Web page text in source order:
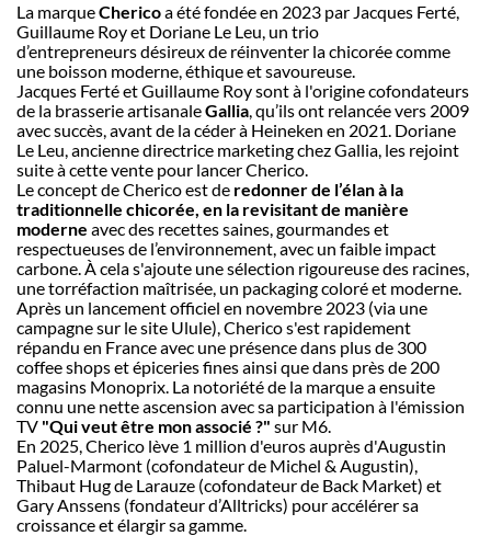
La marqueChericoa été fondée en 2023 par Jacques Ferté,
Guillaume Roy et Doriane Le Leu, un trio
d’entrepreneurs désireux de réinventer la chicorée comme
une boisson moderne, éthique et savoureuse.
Jacques Ferté et Guillaume Roy sont à l'origine cofondateurs
de la brasserie artisanaleGallia, qu’ils ont relancée vers 2009
avec succès, avant de la céder à Heineken en 2021. Doriane
Le Leu, ancienne directrice marketing chez Gallia, les rejoint
suite à cette vente pour lancer Cherico.
Le concept de Cherico est de redonner de l’élan à la
traditionnelle chicorée, en la revisitant de manière
moderne avec des recettes saines, gourmandes et
respectueuses de l’environnement, avec un faible impact
carbone. À cela s'ajoute une sélection rigoureuse des racines,
une torréfaction maîtrisée, un packaging coloré et moderne.
Après un lancement officiel en novembre 2023 (via une
campagne sur le site Ulule), Cherico s'est rapidement
répandu en France avec une présence dans plus de 300
coffee shops et épiceries fines ainsi que dans près de 200
magasins Monoprix. La notoriété de la marque a ensuite
connu une nette ascension avec sa participation à l'émission
TV "Qui veut être mon associé ?" sur M6.
En 2025, Cherico lève 1 million d'euros auprès d'Augustin
Paluel-Marmont (cofondateur de Michel & Augustin),
Thibaut Hug de Larauze (cofondateur de Back Market) et
Gary Anssens (fondateur d’Alltricks) pour accélérer sa
croissance et élargir sa gamme.